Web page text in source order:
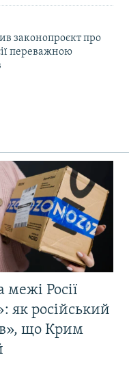
законопроєкт про
переважною
межі Росії
як російський
що Крим